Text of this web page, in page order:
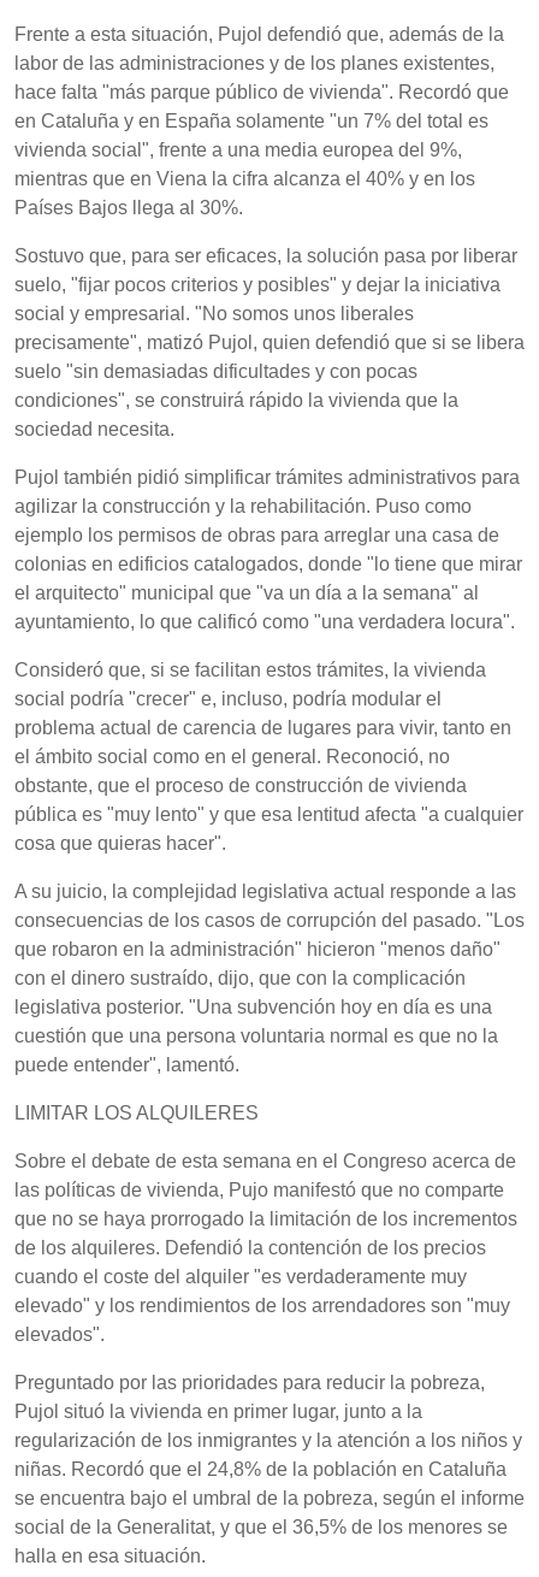
Frente a esta situación, Pujol defendió que, además de la
labor de las administraciones y de los planes existentes,
hace falta "más parque público de vivienda". Recordó que
en Cataluña y en España solamente "un 7% del total es
vivienda social", frente a una media europea del 9%,
mientras que en Viena la cifra alcanza el 40% y en los
Países Bajos llega al 30%.
Sostuvo que, para ser eficaces, la solución pasa por liberar
suelo, "fijar pocos criterios y posibles" y dejar la iniciativa
social y empresarial. "No somos unos liberales
precisamente", matizó Pujol, quien defendió que si se libera
suelo "sin demasiadas dificultades y con pocas
condiciones", se construirá rápido la vivienda que la
sociedad necesita.
Pujol también pidió simplificar trámites administrativos para
agilizar la construcción y la rehabilitación. Puso como
ejemplo los permisos de obras para arreglar una casa de
colonias en edificios catalogados, donde "lo tiene que mirar
el arquitecto" municipal que "va un día a la semana" al
ayuntamiento, lo que calificó como "una verdadera locura".
Consideró que, si se facilitan estos trámites, la vivienda
social podría "crecer" e, incluso, podría modular el
problema actual de carencia de lugares para vivir, tanto en
el ámbito social como en el general. Reconoció, no
obstante, que el proceso de construcción de vivienda
pública es "muy lento" y que esa lentitud afecta "a cualquier
cosa que quieras hacer".
A su juicio, la complejidad legislativa actual responde a las
consecuencias de los casos de corrupción del pasado. "Los
que robaron en la administración" hicieron "menos daño"
con el dinero sustraído, dijo, que con la complicación
legislativa posterior. "Una subvención hoy en día es una
cuestión que una persona voluntaria normal es que no la
puede entender", lamentó.
LIMITAR LOS ALQUILERES
Sobre el debate de esta semana en el Congreso acerca de
las políticas de vivienda, Pujo manifestó que no comparte
que no se haya prorrogado la limitación de los incrementos
de los alquileres. Defendió la contención de los precios
cuando el coste del alquiler "es verdaderamente muy
elevado" y los rendimientos de los arrendadores son "muy
elevados".
Preguntado por las prioridades para reducir la pobreza,
Pujol situó la vivienda en primer lugar, junto a la
regularización de los inmigrantes y la atención a los niños y
niñas. Recordó que el 24,8% de la población en Cataluña
se encuentra bajo el umbral de la pobreza, según el informe
social de la Generalitat, y que el 36,5% de los menores se
halla en esa situación.